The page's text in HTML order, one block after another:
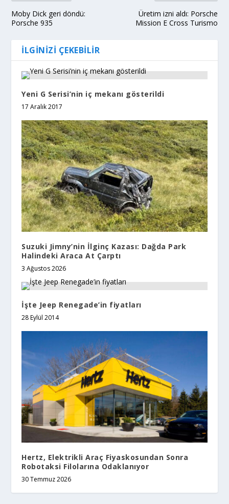
Moby Dick geri döndü:
Porsche 935
Üretim izni aldı: Porsche
Mission E Cross Turismo
İLGINIZI ÇEKEBILIR
Yeni G Serisi’nin iç mekanı gösterildi
17 Aralık 2017
Suzuki Jimny’nin İlginç Kazası: Dağda Park
Halindeki Araca At Çarptı
3 Ağustos 2026
İşte Jeep Renegade’in fiyatları
28 Eylül 2014
Hertz, Elektrikli Araç Fiyaskosundan Sonra
Robotaksi Filolarına Odaklanıyor
30 Temmuz 2026